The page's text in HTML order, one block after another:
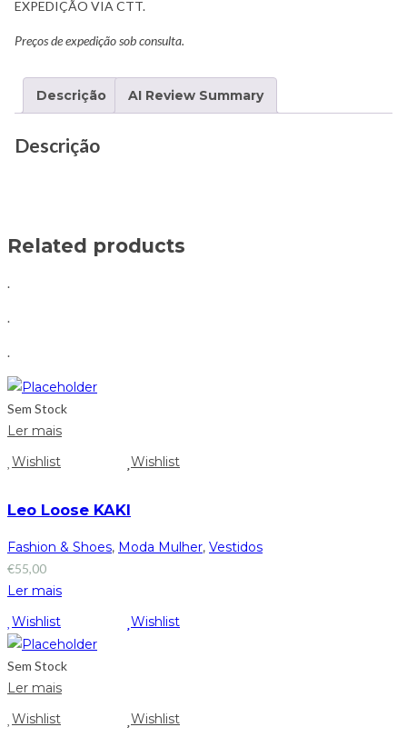
EXPEDIÇÃO VIA CTT.
Preços de expedição sob consulta.
Descrição AI Review Summary
Descrição
Related products
.
.
.
Sem Stock
Ler mais
Wishlist
Wishlist
Leo Loose KAKI
Fashion & Shoes, Moda Mulher, Vestidos
€55,00
Ler mais
Wishlist
Wishlist
Sem Stock
Ler mais
Wishlist
Wishlist